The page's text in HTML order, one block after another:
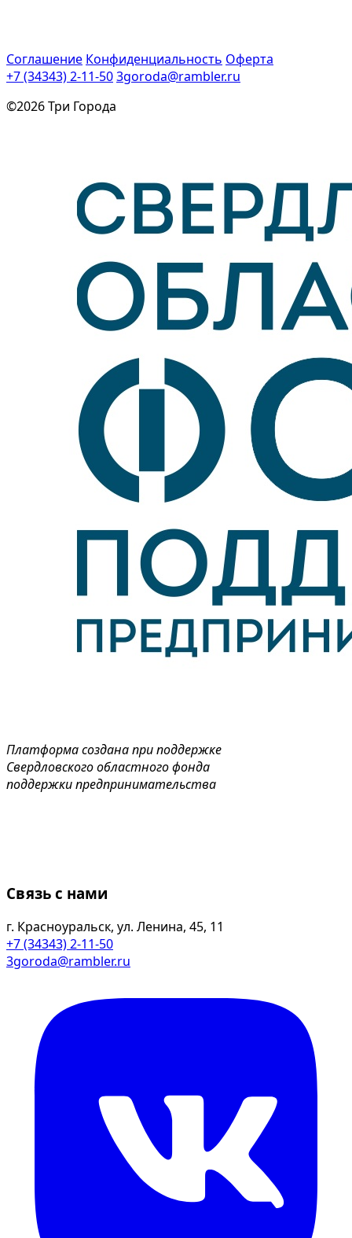
Соглашение Конфиденциальность Оферта
+7 (34343) 2-11-503goroda@rambler.ru
©2026 Три Города
Платформа создана при поддержке
Свердловского областного фонда
поддержки предпринимательства
Связь с нами
г. Красноуральск, ул. Ленина, 45, 11
+7 (34343) 2-11-50
3goroda@rambler.ru